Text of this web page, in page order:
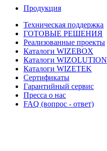
Продукция
Техническая поддержка
ГОТОВЫЕ РЕШЕНИЯ
Реализованные проекты
Каталоги WIZEBOX
Каталоги WIZOLUTION
Каталоги WIZETEK
Сертификаты
Гарантийный сервис
Пресса о нас
FAQ (вопрос - ответ)